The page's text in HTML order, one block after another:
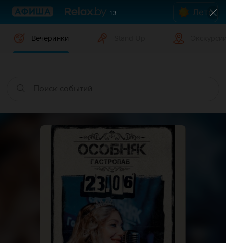
Лето
Вечеринки
12